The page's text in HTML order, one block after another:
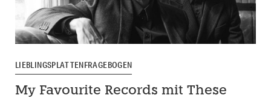
LIEBLINGSPLATTENFRAGEBOGEN
My Favourite Records mit These